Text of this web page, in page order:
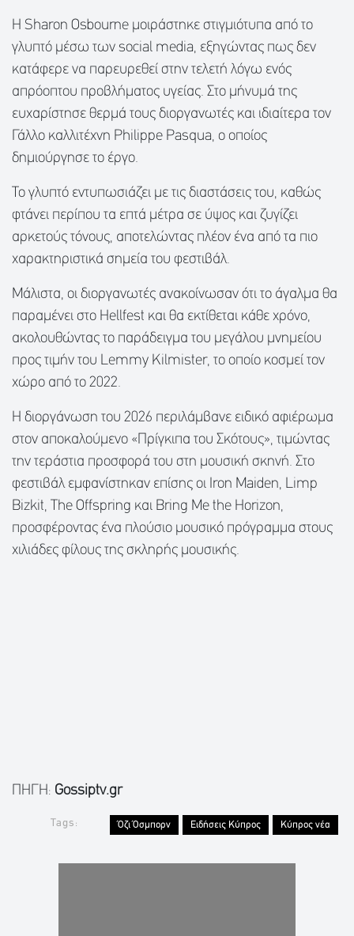
Η Sharon Osbourne μοιράστηκε στιγμιότυπα από το
γλυπτό μέσω των social media, εξηγώντας πως δεν
κατάφερε να παρευρεθεί στην τελετή λόγω ενός
απρόοπτου προβλήματος υγείας. Στο μήνυμά της
ευχαρίστησε θερμά τους διοργανωτές και ιδιαίτερα τον
Γάλλο καλλιτέχνη Philippe Pasqua, ο οποίος
δημιούργησε το έργο.
Το γλυπτό εντυπωσιάζει με τις διαστάσεις του, καθώς
φτάνει περίπου τα επτά μέτρα σε ύψος και ζυγίζει
αρκετούς τόνους, αποτελώντας πλέον ένα από τα πιο
χαρακτηριστικά σημεία του φεστιβάλ.
Μάλιστα, οι διοργανωτές ανακοίνωσαν ότι το άγαλμα θα
παραμένει στο Hellfest και θα εκτίθεται κάθε χρόνο,
ακολουθώντας το παράδειγμα του μεγάλου μνημείου
προς τιμήν του Lemmy Kilmister, το οποίο κοσμεί τον
χώρο από το 2022.
Η διοργάνωση του 2026 περιλάμβανε ειδικό αφιέρωμα
στον αποκαλούμενο «Πρίγκιπα του Σκότους», τιμώντας
την τεράστια προσφορά του στη μουσική σκηνή. Στο
φεστιβάλ εμφανίστηκαν επίσης οι Iron Maiden, Limp
Bizkit, The Offspring και Bring Me the Horizon,
προσφέροντας ένα πλούσιο μουσικό πρόγραμμα στους
χιλιάδες φίλους της σκληρής μουσικής.
ΠΗΓΗ: Gossiptv.gr
Tags: Όζι Όσμπορν Ειδήσεις Κύπρος Κύπρος νέα